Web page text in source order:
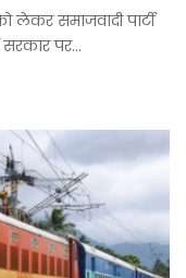
समाजवादी पार्टी
सरकार पर…